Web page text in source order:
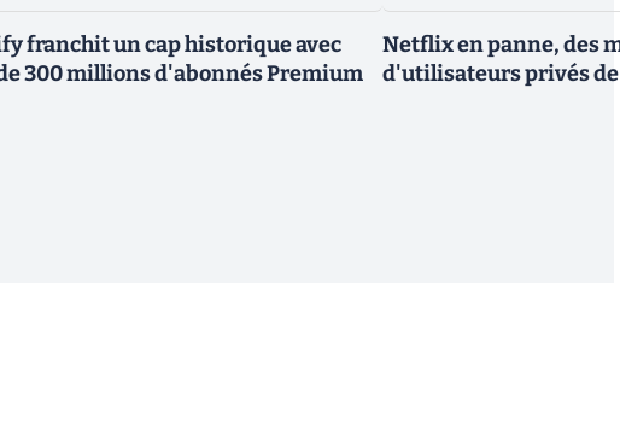
franchit un cap historique avec
300 millions d'abonnés Premium
Netflix en panne, des
d'utilisateurs privés